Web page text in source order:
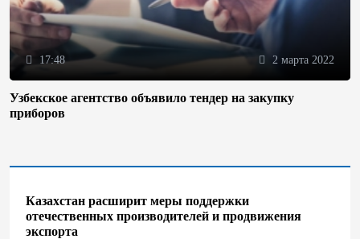
17:48 2 марта 2022
Узбекское агентство объявило тендер на закупку
приборов
Казахстан расширит меры поддержки
отечественных производителей и продвижения
экспорта